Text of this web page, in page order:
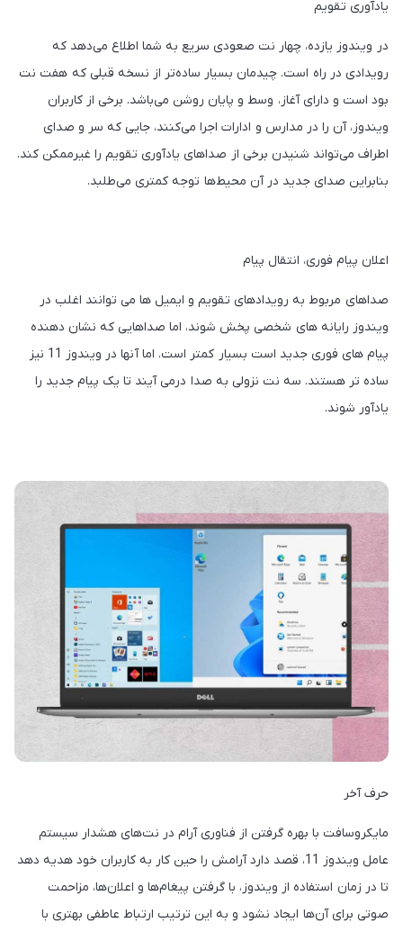
یادآوری تقویم
در ویندوز یازده، چهار نت صعودی سریع به شما اطلاع می‌دهد که
رویدادی در راه است. چیدمان بسیار ساده‌تر از نسخه قبلی که هفت نت
بود است و دارای آغاز، وسط و پایان روشن می‌باشد. برخی از کاربران
ویندوز، آن را در مدارس و ادارات اجرا می‌کنند، جایی که سر و صدای
اطراف می‌تواند شنیدن برخی از صداهای یادآوری تقویم را غیرممکن کند.
بنابراین صدای جدید در آن محیط‌ها توجه کمتری می‌طلبد.
اعلان پیام فوری، انتقال پیام
صداهای مربوط به رویدادهای تقویم و ایمیل ها می توانند اغلب در
ویندوز رایانه های شخصی پخش شوند، اما صداهایی که نشان دهنده
پیام های فوری جدید است بسیار کمتر است. اما آنها در ویندوز 11 نیز
ساده تر هستند. سه نت نزولی به صدا درمی آیند تا یک پیام جدید را
یادآور شوند.
حرف آخر
مایکروسافت با بهره گرفتن از فناوری آرام در نت‌های هشدار سیستم
عامل ویندوز 11، قصد دارد آرامش را حین کار به کاربران خود هدیه دهد
تا در زمان استفاده از ویندوز، با گرفتن پیغام‌ها و اعلان‌ها، مزاحمت
صوتی برای آن‌ها ایجاد نشود و به این ترتیب ارتباط عاطفی بهتری با